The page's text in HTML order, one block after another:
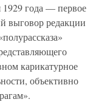
года — первое
выговор редакции
карикатурное
объективно